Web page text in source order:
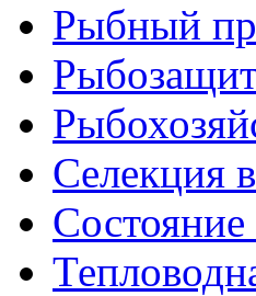
Рыбный
Селекция